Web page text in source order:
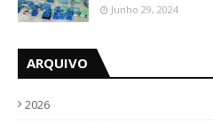
Junho 29, 2024
ARQUIVO
2026